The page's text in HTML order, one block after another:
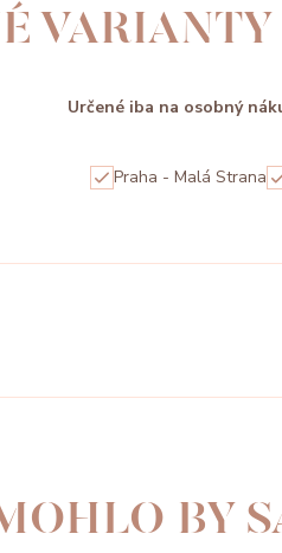
Určené iba na osobný
Praha - Malá Strana
BY